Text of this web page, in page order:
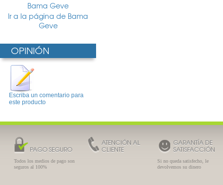
Bama Geve
Ir a la página de Bama
Geve
OPINIÓN
Escriba un comentario para
este producto
PAGO SEGURO
Todos los medios de pago son
seguros al 100%
ATENCIÓN AL
CLIENTE
GARANTÍA DE
SATISFACCIÓN
Si no queda satisfecho, le
devolvemos su dinero